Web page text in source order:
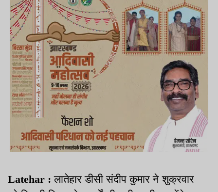
Latehar :लातेहार डीसी संदीप कुमार ने शुक्रवार